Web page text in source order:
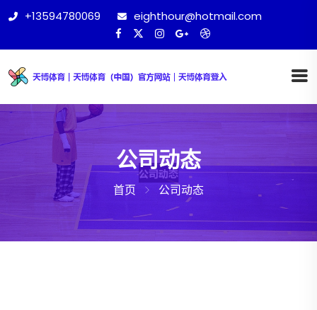
+13594780069 eighthour@hotmail.com
公司动态
首页 公司动态